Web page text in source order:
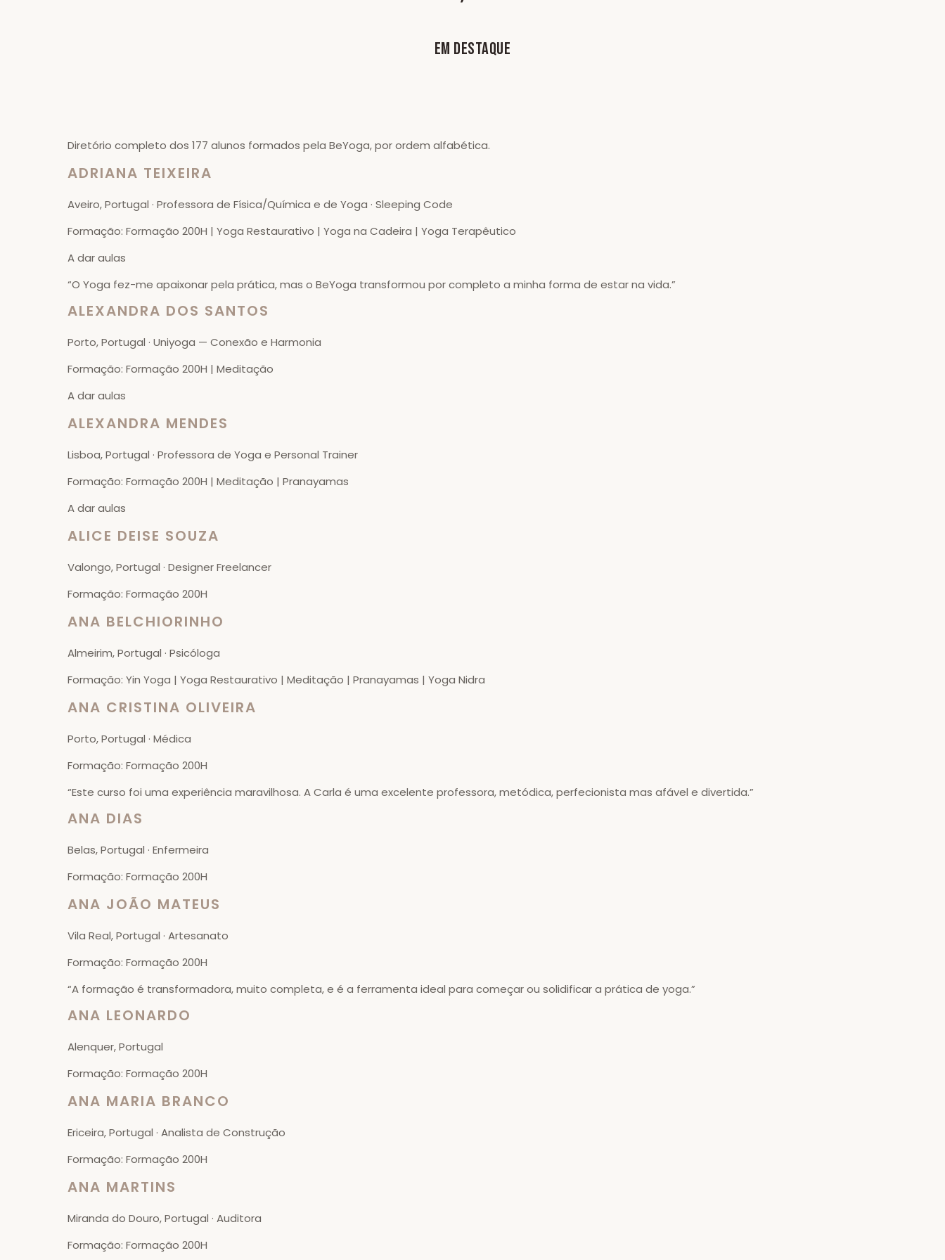
EM DESTAQUE
Diretório completo dos 177 alunos formados pela BeYoga, por ordem alfabética.
ADRIANA TEIXEIRA
Aveiro, Portugal · Professora de Física/Química e de Yoga · Sleeping Code
Formação: Formação 200H | Yoga Restaurativo | Yoga na Cadeira | Yoga Terapêutico
A dar aulas
“O Yoga fez-me apaixonar pela prática, mas o BeYoga transformou por completo a minha forma de estar na vida.”
ALEXANDRA DOS SANTOS
Porto, Portugal · Uniyoga — Conexão e Harmonia
Formação: Formação 200H | Meditação
A dar aulas
ALEXANDRA MENDES
Lisboa, Portugal · Professora de Yoga e Personal Trainer
Formação: Formação 200H | Meditação | Pranayamas
A dar aulas
ALICE DEISE SOUZA
Valongo, Portugal · Designer Freelancer
Formação: Formação 200H
ANA BELCHIORINHO
Almeirim, Portugal · Psicóloga
Formação: Yin Yoga | Yoga Restaurativo | Meditação | Pranayamas | Yoga Nidra
ANA CRISTINA OLIVEIRA
Porto, Portugal · Médica
Formação: Formação 200H
“Este curso foi uma experiência maravilhosa. A Carla é uma excelente professora, metódica, perfecionista mas afável e divertida.”
ANA DIAS
Belas, Portugal · Enfermeira
Formação: Formação 200H
ANA JOÃO MATEUS
Vila Real, Portugal · Artesanato
Formação: Formação 200H
“A formação é transformadora, muito completa, e é a ferramenta ideal para começar ou solidificar a prática de yoga.”
ANA LEONARDO
Alenquer, Portugal
Formação: Formação 200H
ANA MARIA BRANCO
Ericeira, Portugal · Analista de Construção
Formação: Formação 200H
ANA MARTINS
Miranda do Douro, Portugal · Auditora
Formação: Formação 200H